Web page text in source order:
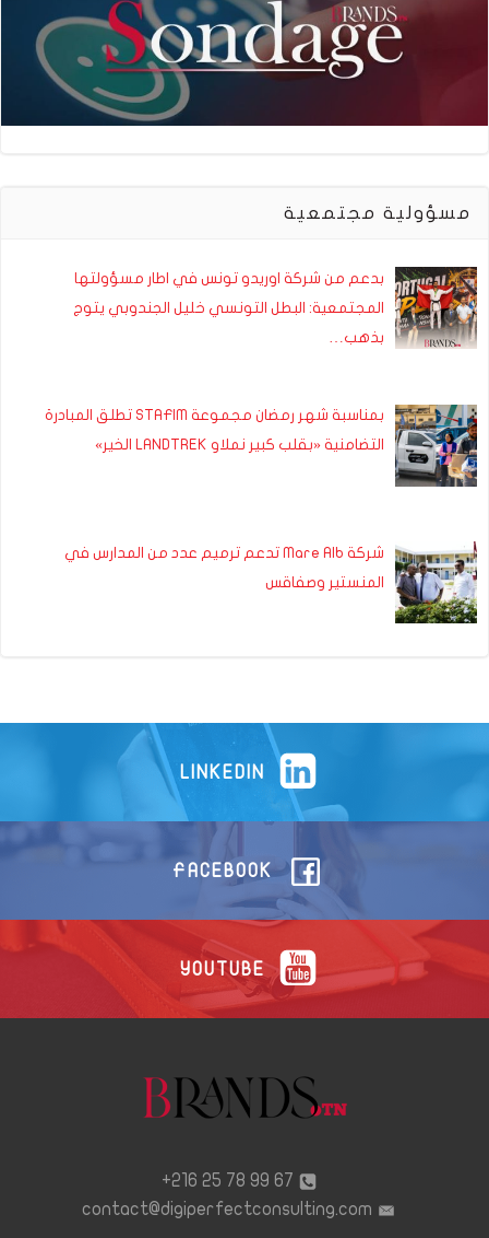
مسؤولية مجتمعية
بدعم من شركة اوريدو تونس في اطار مسؤولتها
المجتمعية: البطل التونسي خليل الجندوبي يتوج
بذهب…
بمناسبة شهر رمضان مجموعة STAFIM تطلق المبادرة
التضامنية «بقلب كبير نملاو LANDTREK الخير»
شركة Mare Alb تدعم ترميم عدد من المدارس في
المنستير وصفاقس
LINKEDIN
FACEBOOK
YOUTUBE
67 99 78 25 216+
contact@digiperfectconsulting.com